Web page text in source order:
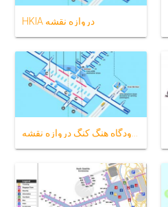
HKIA دروازه نقشه